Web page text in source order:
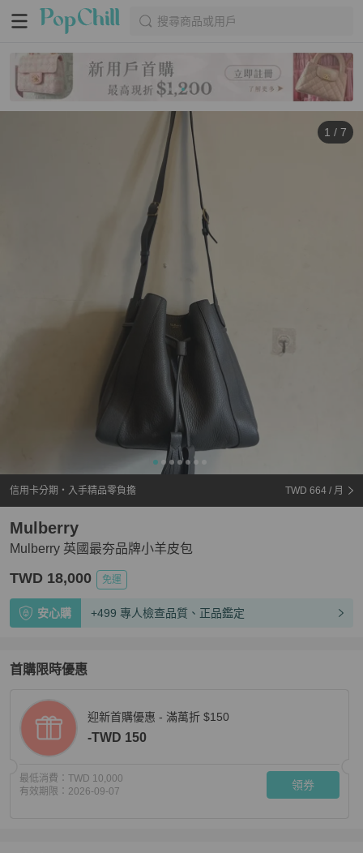
搜尋商品或用戶
1 / 7
信用卡分期・入手精品零負擔 TWD 664 / 月
Mulberry 英國最夯品牌小羊皮包
Mulberry
TWD 18,000 免運
安心購 +499 專人檢查品質、正品鑑定
首購限時優惠
迎新首購優惠 - 滿萬折 $150
-TWD 150
最低消費： TWD 10,000
有效期限： 2026-09-07 領券